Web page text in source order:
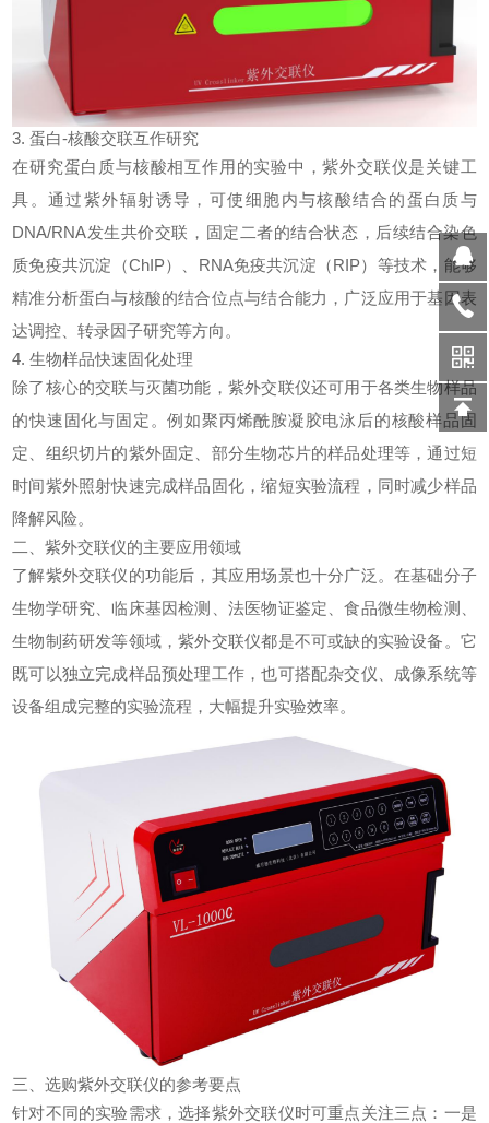
3. 蛋白-核酸交联互作研究
在研究蛋白质与核酸相互作用的实验中，紫外交联仪是关键工
具。通过紫外辐射诱导，可使细胞内与核酸结合的蛋白质与
DNA/RNA发生共价交联，固定二者的结合状态，后续结合染色
质免疫共沉淀（ChIP）、RNA免疫共沉淀（RIP）等技术，能够
精准分析蛋白与核酸的结合位点与结合能力，广泛应用于基因表
达调控、转录因子研究等方向。
4. 生物样品快速固化处理
除了核心的交联与灭菌功能， 紫外交联仪还可用于各类生物样品
的快速固化与固定。例如聚丙烯酰胺凝胶电泳后的核酸样品固
定、组织切片的紫外固定、部分生物芯片的样品处理等，通过短
时间紫外照射快速完成样品固化，缩短实验流程，同时减少样品
降解风险。
二、紫外交联仪的主要应用领域
了解紫外交联仪的功能后，其应用场景也十分广泛。在基础分子
生物学研究、临床基因检测、法医物证鉴定、食品微生物检测、
生物制药研发等领域，紫外交联仪都是不可或缺的实验设备。它
既可以独立完成样品预处理工作，也可搭配杂交仪、成像系统等
设备组成完整的实验流程，大幅提升实验效率。
三、选购紫外交联仪的参考要点
针对不同的实验需求，选择紫外交联仪时可重点关注三点：一是